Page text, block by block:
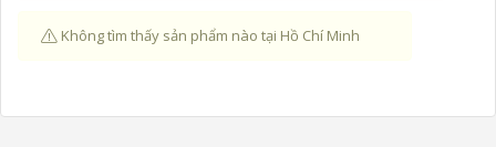
Không tìm thấy sản phẩm nào tại Hồ Chí Minh